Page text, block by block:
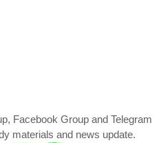
Facebook Group and Telegram
materials and news update.